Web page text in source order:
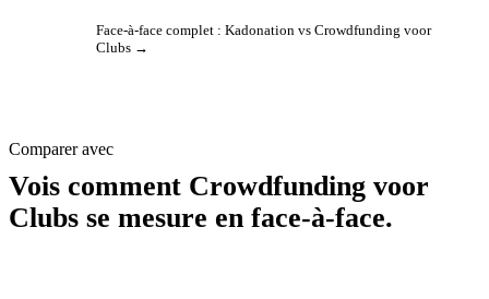
Face-à-face complet : Kadonation vs Crowdfunding voor
Clubs →
Comparer avec
Vois comment Crowdfunding voor
Clubs se mesure en face-à-face.